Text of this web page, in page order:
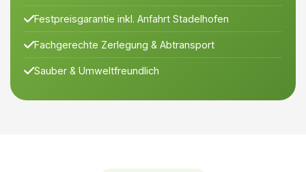
Festpreisgarantie inkl. Anfahrt Stadelhofen
Fachgerechte Zerlegung & Abtransport
Sauber & Umweltfreundlich